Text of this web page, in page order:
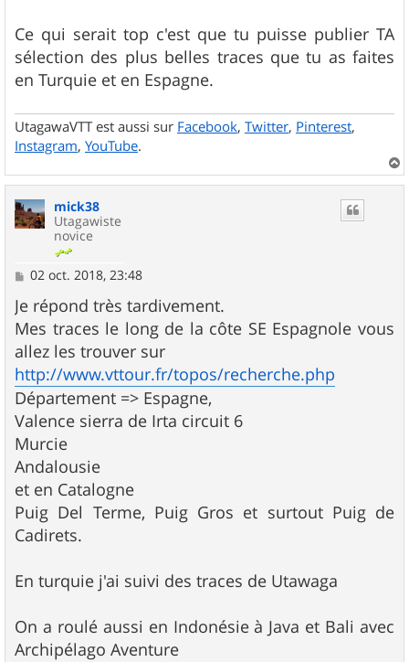
Ce qui serait top c'est que tu puisse publier TA
sélection des plus belles traces que tu as faites
en Turquie et en Espagne.
UtagawaVTT est aussi sur Facebook, Twitter, Pinterest,
Instagram, YouTube.
a
mick38
Utagawiste
novice
M
s
s
a
g
e
02 oct. 2018, 23:48
Je répond très tardivement.
Mes traces le long de la côte SE Espagnole vous
allez les trouver sur
http://www.vttour.fr/topos/recherche.php
Département => Espagne,
Valence sierra de Irta circuit 6
Murcie
Andalousie
et en Catalogne
Puig Del Terme, Puig Gros et surtout Puig de
Cadirets.
En turquie j'ai suivi des traces de Utawaga
On a roulé aussi en Indonésie à Java et Bali avec
Archipélago Aventure